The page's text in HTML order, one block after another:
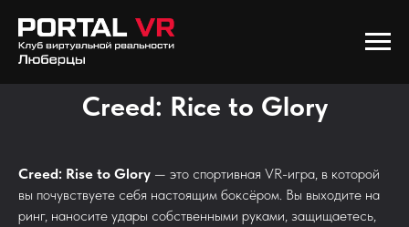
Creed: Rice to Glory
Creed: Rise to Glory — это спортивная VR-игра, в которой
вы почувствуете себя настоящим боксёром. Вы выходите на
ринг, наносите удары собственными руками, защищаетесь,